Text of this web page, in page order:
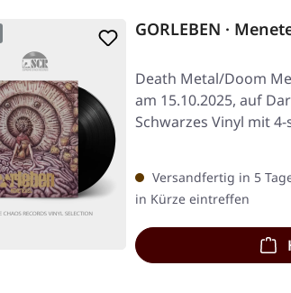
GORLEBEN ·
Death Metal/Doom
am 15.10.2025, auf
Schwarzes Vinyl mit
Versandfertig in 5
in Kürze eintreffen